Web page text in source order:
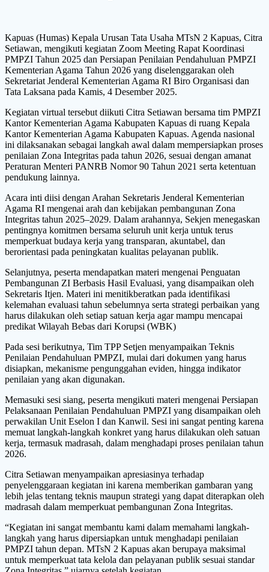
Kapuas (Humas) Kepala Urusan Tata Usaha MTsN 2 Kapuas, Citra
Setiawan, mengikuti kegiatan Zoom Meeting Rapat Koordinasi
PMPZI Tahun 2025 dan Persiapan Penilaian Pendahuluan PMPZI
Kementerian Agama Tahun 2026 yang diselenggarakan oleh
Sekretariat Jenderal Kementerian Agama RI Biro Organisasi dan
Tata Laksana pada Kamis, 4 Desember 2025.
Kegiatan virtual tersebut diikuti Citra Setiawan bersama tim PMPZI
Kantor Kementerian Agama Kabupaten Kapuas di ruang Kepala
Kantor Kementerian Agama Kabupaten Kapuas. Agenda nasional
ini dilaksanakan sebagai langkah awal dalam mempersiapkan proses
penilaian Zona Integritas pada tahun 2026, sesuai dengan amanat
Peraturan Menteri PANRB Nomor 90 Tahun 2021 serta ketentuan
pendukung lainnya.
Acara inti diisi dengan Arahan Sekretaris Jenderal Kementerian
Agama RI mengenai arah dan kebijakan pembangunan Zona
Integritas tahun 2025–2029. Dalam arahannya, Sekjen menegaskan
pentingnya komitmen bersama seluruh unit kerja untuk terus
memperkuat budaya kerja yang transparan, akuntabel, dan
berorientasi pada peningkatan kualitas pelayanan publik.
Selanjutnya, peserta mendapatkan materi mengenai Penguatan
Pembangunan ZI Berbasis Hasil Evaluasi, yang disampaikan oleh
Sekretaris Itjen. Materi ini menitikberatkan pada identifikasi
kelemahan evaluasi tahun sebelumnya serta strategi perbaikan yang
harus dilakukan oleh setiap satuan kerja agar mampu mencapai
predikat Wilayah Bebas dari Korupsi (WBK)
Pada sesi berikutnya, Tim TPP Setjen menyampaikan Teknis
Penilaian Pendahuluan PMPZI, mulai dari dokumen yang harus
disiapkan, mekanisme pengunggahan eviden, hingga indikator
penilaian yang akan digunakan.
Memasuki sesi siang, peserta mengikuti materi mengenai Persiapan
Pelaksanaan Penilaian Pendahuluan PMPZI yang disampaikan oleh
perwakilan Unit Eselon I dan Kanwil. Sesi ini sangat penting karena
memuat langkah-langkah konkret yang harus dilakukan oleh satuan
kerja, termasuk madrasah, dalam menghadapi proses penilaian tahun
2026.
Citra Setiawan menyampaikan apresiasinya terhadap
penyelenggaraan kegiatan ini karena memberikan gambaran yang
lebih jelas tentang teknis maupun strategi yang dapat diterapkan oleh
madrasah dalam memperkuat pembangunan Zona Integritas.
“Kegiatan ini sangat membantu kami dalam memahami langkah-
langkah yang harus dipersiapkan untuk menghadapi penilaian
PMPZI tahun depan. MTsN 2 Kapuas akan berupaya maksimal
untuk memperkuat tata kelola dan pelayanan publik sesuai standar